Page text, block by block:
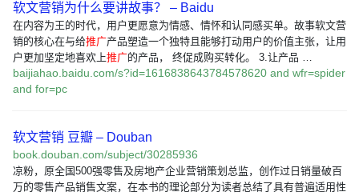
软文营销为什么要讲故事？ – Baidu
在内容为王的时代，用户更愿意为情感、情怀和认同感买单。故事软文营
销的核心在与给推广产品塑造一个独特且能够打动用户的价值主张，让用
户更加坚定地喜欢上推广的产品， 终促成购买转化。 3.让产品 …
baijiahao.baidu.com/s?id=1616838643784578620 and wfr=spider
and for=pc
软文营销 豆瓣 – Douban
book.douban.com/subject/30285936
凉粉，原全国500强零售及房地产企业营销策划总监，创作过日销量破百
万的零售产品销售文案，在本书的理论部分为读者总结了具有普遍适用性